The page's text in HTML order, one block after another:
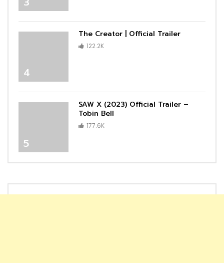
4
The Creator | Official Trailer
122.2K
5
SAW X (2023) Official Trailer –
Tobin Bell
177.6K